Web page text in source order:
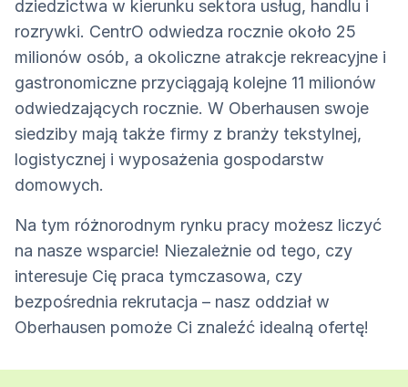
dziedzictwa w kierunku sektora usług, handlu i
rozrywki. CentrO odwiedza rocznie około 25
milionów osób, a okoliczne atrakcje rekreacyjne i
gastronomiczne przyciągają kolejne 11 milionów
odwiedzających rocznie. W Oberhausen swoje
siedziby mają także firmy z branży tekstylnej,
logistycznej i wyposażenia gospodarstw
domowych.
Na tym różnorodnym rynku pracy możesz liczyć
na nasze wsparcie! Niezależnie od tego, czy
interesuje Cię praca tymczasowa, czy
bezpośrednia rekrutacja – nasz oddział w
Oberhausen pomoże Ci znaleźć idealną ofertę!